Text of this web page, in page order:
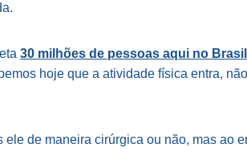
30 milhões de pessoas aqui no
hoje que a atividade física entra,
de maneira cirúrgica ou não, mas ao